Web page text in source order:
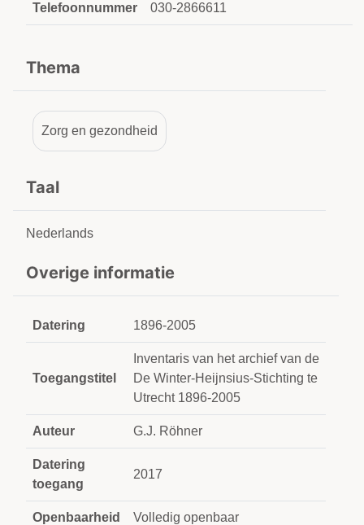
Telefoonnummer 030-2866611
Thema
Zorg en gezondheid
Taal
Nederlands
Overige informatie
Datering 1896-2005
Toegangstitel
Inventaris van het archief van de
De Winter-Heijnsius-Stichting te
Utrecht 1896-2005
Auteur G.J. Röhner
Datering
toegang
2017
Openbaarheid Volledig openbaar